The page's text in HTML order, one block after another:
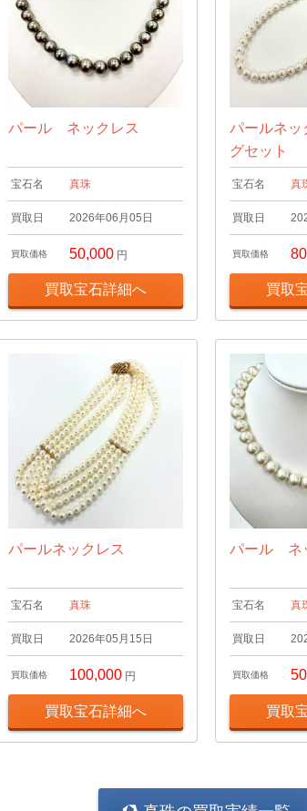
パール ネックレス
宝石名 真珠
買取日 2026年06月05日
買取価格 50,000 円
買取宝石詳細へ
パールネッ
グセット
宝石名 真
買取日
買取価格
買取
パールネックレス
宝石名 真珠
買取日 2026年05月15日
買取価格 100,000 円
買取宝石詳細へ
パール ネ
宝石名 真
買取日
買取価格
買取